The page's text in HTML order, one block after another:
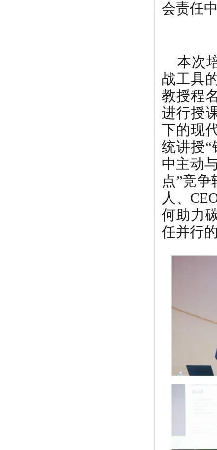
会责任
本次
战工具
教授程
进行授
下的现
统讲授
中主动
点”竞
人、
何助力
任并行